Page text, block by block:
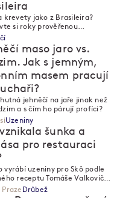
krevety jako z Brasileira?
si roky prověřenou
marinádu, ideální na gril i
maso jaro vs.
Jak s jemným,
masem pracují
jehněčí na jaře jinak než
a s čím ho párují profíci?
Uzeniny
šunka a
pro restauraci
vyrábí uzeniny pro Skô podle
receptu Tomáše Valkoviče.
vyvíjeli rok, klobása musela být
Praze Drůbež